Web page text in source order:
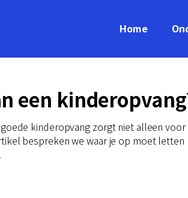
Home
een
kinderopvang zorgt niet alleen voor
bespreken we waar je op moet letten